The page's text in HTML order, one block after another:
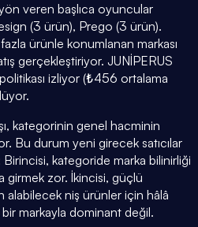
veren başlıca oyuncular
(3 ürün), Prego (3 ürün).
ürünle konumlanan markası
gerçekleştiriyor. JUNİPERUS
izliyor (₺456 ortalama
kategorinin genel hacminin
Bu durum yeni girecek satıcılar
kategoride marka bilinirliği
zor. İkincisi, güçlü
alabilecek niş ürünler için hâlâ
markayla dominant değil.